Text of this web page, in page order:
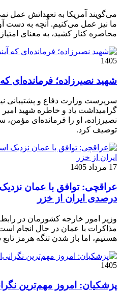
می‌گویند آمریکا به تعهداتش عمل
ما نیز عمل می‌کنیم. آنچه به دست
محاصره کنار کشید، به معنای امتیاز
1405
شهید نصیرزاده؛ فرمانده‌ای
سرپرست وزارت دفاع و پشتیبانی
گرامیداشت یاد و خاطره شهید
نصیرزاده، او را فرمانده‌ای مؤمن،
توصیف کرد.
17 مرداد 1405
درصدی ایران از خزر
وزیر امور خارجه کشورمان در
مذاکرات با عمان در حال انجام
هستیم، اما باز شدن تنگه هرمز
1405
پزشکیان: امروز مهم‌ترین